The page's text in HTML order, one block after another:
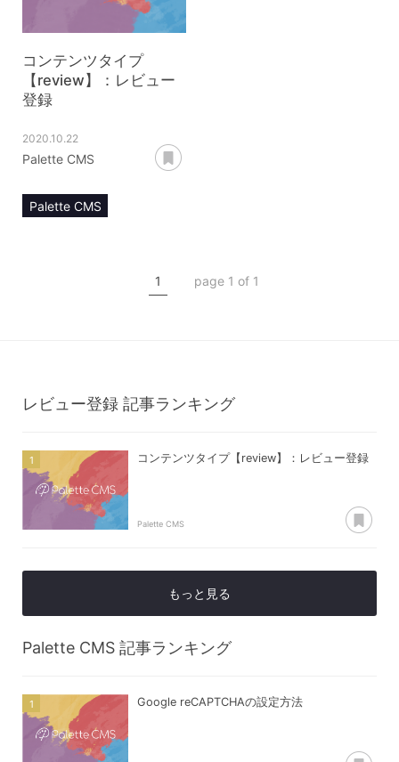
コンテンツタイプ
【review】：レビュー
登録
2020.10.22
Palette CMS
Palette CMS
コンテンツタイプ【review】
1 page 1 of 1
レビュー登録 記事ランキング
コンテンツタイプ【review】：レビュー登録
Palette CMS
もっと見る
Palette CMS 記事ランキング
Google reCAPTCHAの設定方法